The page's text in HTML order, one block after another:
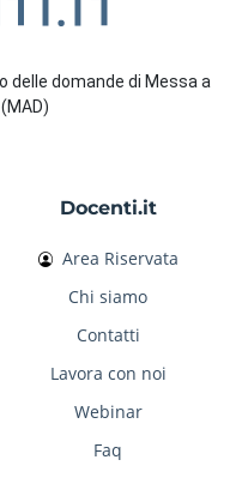
delle domande di Messa a
Docenti.it
Area Riservata
Chi siamo
Contatti
Lavora con noi
Webinar
Faq